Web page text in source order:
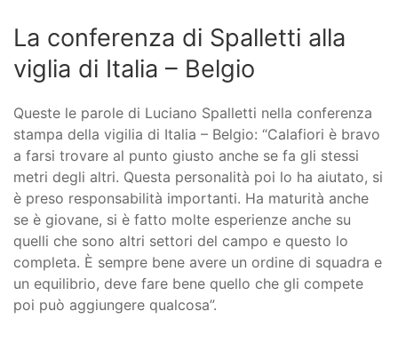
La conferenza di Spalletti alla
viglia di Italia – Belgio
Queste le parole di Luciano Spalletti nella conferenza
stampa della vigilia di Italia – Belgio: “Calafiori è bravo
a farsi trovare al punto giusto anche se fa gli stessi
metri degli altri. Questa personalità poi lo ha aiutato, si
è preso responsabilità importanti. Ha maturità anche
se è giovane, si è fatto molte esperienze anche su
quelli che sono altri settori del campo e questo lo
completa. È sempre bene avere un ordine di squadra e
un equilibrio, deve fare bene quello che gli compete
poi può aggiungere qualcosa”.